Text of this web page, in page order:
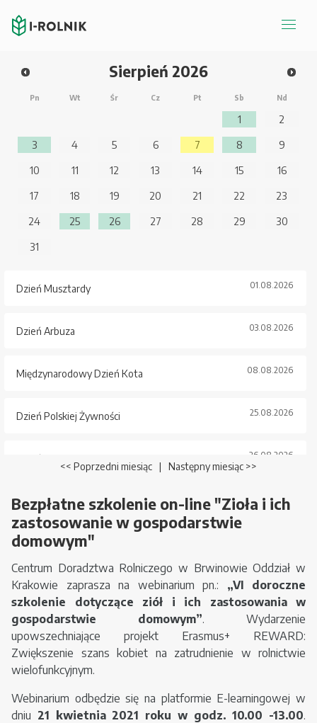
Sierpień 2026
Pn Wt Śr Cz Pt Sb Nd
1
2
3
4 5 6 7 8
9
10
11 12 13 14 15
16
17
18 19 20 21 22
23
24
25 26 27 28 29
30
31
Dzień Musztardy 01.08.2026
Dzień Arbuza 03.08.2026
Międzynarodowy Dzień Kota 08.08.2026
Dzień Polskiej Żywności 25.08.2026
Dzień Psa 26.08.2026
<< Poprzedni miesiąc | Następny miesiąc >>
Bezpłatne szkolenie on-line "Zioła i ich
zastosowanie w gospodarstwie
domowym"
Centrum Doradztwa Rolniczego w Brwinowie Oddział w
Krakowie zaprasza na webinarium pn.: „VI doroczne
szkolenie dotyczące ziół i ich zastosowania w
gospodarstwie domowym”. Wydarzenie
upowszechniające projekt Erasmus+ REWARD:
Zwiększenie szans kobiet na zatrudnienie w rolnictwie
wielofunkcyjnym.
Webinarium odbędzie się na platformie E-learningowej w
dniu 21 kwietnia 2021 roku w godz. 10.00 -13.00.